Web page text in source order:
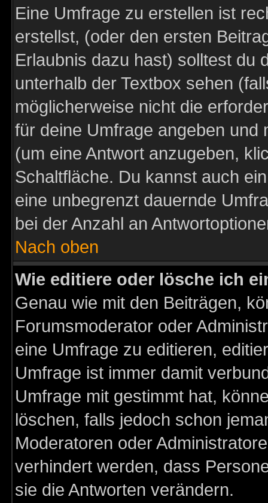
Eine Umfrage zu erstellen ist
erstellst, (oder den ersten
Erlaubnis dazu hast) solltest du
unterhalb der Textbox sehen
möglicherweise nicht die
für deine Umfrage angeben und
(um eine Antwort anzugeben,
Schaltfläche. Du kannst auch
eine unbegrenzt dauernde
bei der Anzahl an
Nach oben
Wie editiere oder lösche ich
Genau wie mit den Beiträgen,
Forumsmoderator oder
eine Umfrage zu editieren,
Umfrage ist immer damit
Umfrage mit gestimmt hat,
löschen, falls jedoch schon
Moderatoren oder
verhindert werden, dass
sie die Antworten verändern.